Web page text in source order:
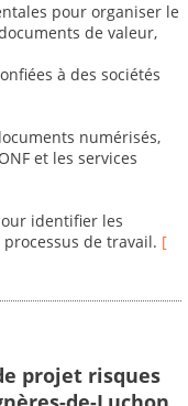
pour organiser le
de valeur,
à des sociétés
numérisés,
et les services
identifier les
de travail. [
projet risques